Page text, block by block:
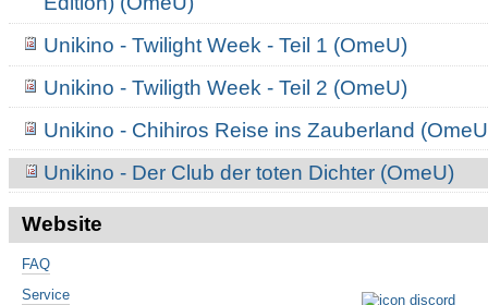
Unikino - Twilight Week - Teil 1 (OmeU)
Unikino - Twiligth Week - Teil 2 (OmeU)
Unikino - Chihiros Reise ins Zauberland
Unikino - Der Club der toten Dichter (OmeU)
Website
FAQ
Service